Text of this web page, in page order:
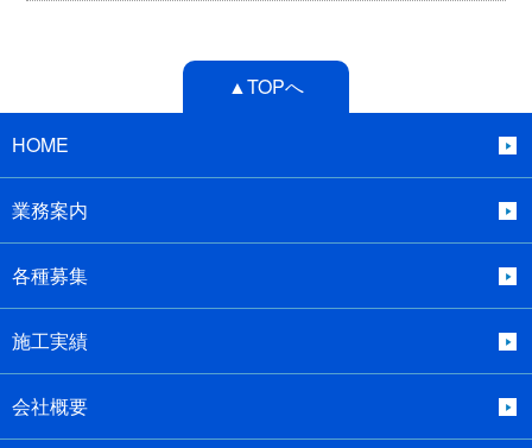
▲TOPへ
HOME
業務案内
各種募集
施工実績
会社概要